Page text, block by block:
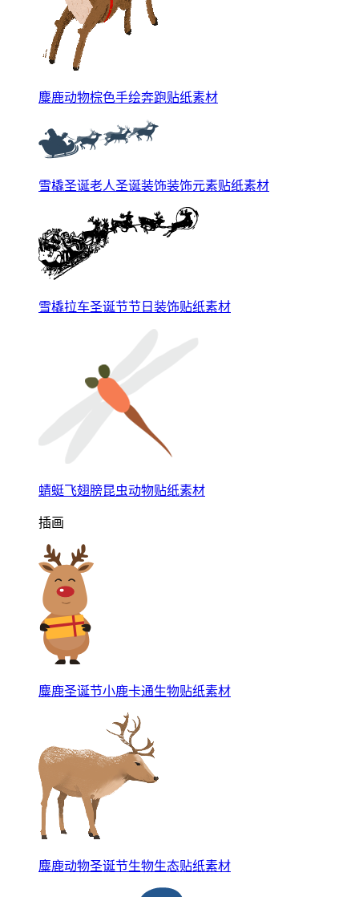
麋鹿动物棕色手绘奔跑贴纸素材
雪橇圣诞老人圣诞装饰装饰元素贴纸素材
雪橇拉车圣诞节节日装饰贴纸素材
蜻蜓飞翅膀昆虫动物贴纸素材
插画
麋鹿圣诞节小鹿卡通生物贴纸素材
麋鹿动物圣诞节生物生态贴纸素材